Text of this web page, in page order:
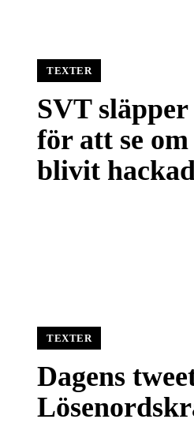
TEXTER
SVT
för att se
blivit
TEXTER
Dagens